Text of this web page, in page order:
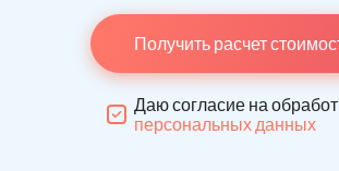
Получить расчет
Даю согласие на
персональных данных